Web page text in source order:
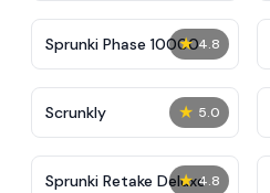
★ 4.8
Sprunki Phase 10000
★ 5.0
Scrunkly
★ 4.8
Sprunki Retake Deluxe